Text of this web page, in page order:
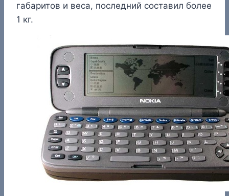
габаритов и веса, последний составил более
1 кг.